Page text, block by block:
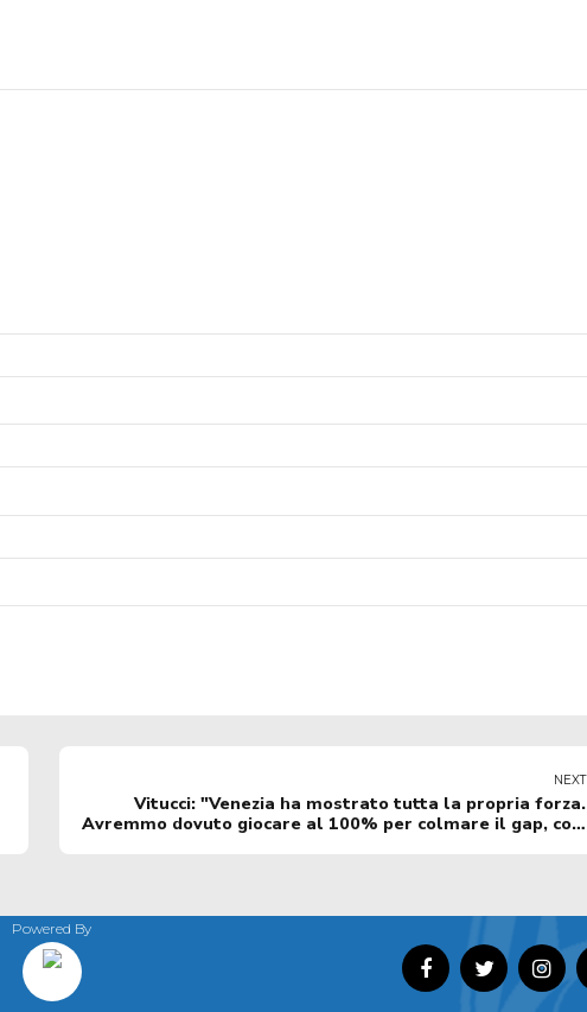
NEXT
Vitucci: "Venezia ha mostrato tutta la propria forza.
Avremmo dovuto giocare al 100% per colmare il gap, così
Powered By